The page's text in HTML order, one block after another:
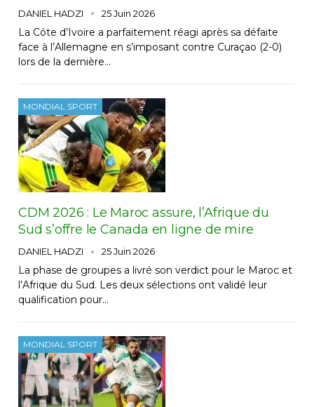
DANIEL HADZI 25 Juin 2026
La Côte d’Ivoire a parfaitement réagi après sa défaite
face à l’Allemagne en s’imposant contre Curaçao (2-0)
lors de la dernière…
MONDIAL SPORT
CDM 2026 : Le Maroc assure, l’Afrique du
Sud s’offre le Canada en ligne de mire
DANIEL HADZI 25 Juin 2026
La phase de groupes a livré son verdict pour le Maroc et
l’Afrique du Sud. Les deux sélections ont validé leur
qualification pour…
MONDIAL SPORT